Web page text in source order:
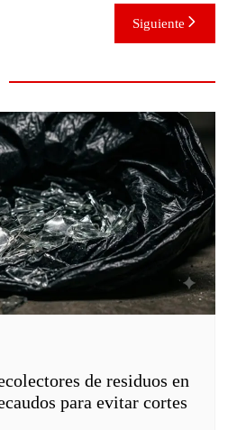
Siguiente
de residuos en
para evitar cortes